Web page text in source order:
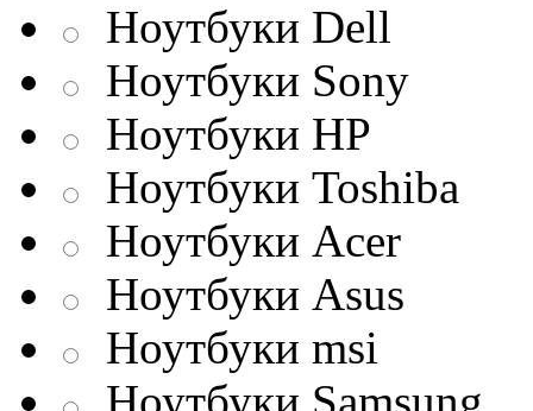
Ноутбуки Dell
Ноутбуки Sony
Ноутбуки HP
Ноутбуки Toshiba
Ноутбуки Acer
Ноутбуки Asus
Ноутбуки msi